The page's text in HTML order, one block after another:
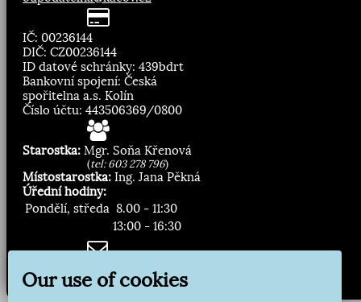
IČ: 00236144
DIČ: CZ00236144
ID datové schránky: 439bdrt
Bankovní spojení: Česká
spořitelna a.s. Kolín
Číslo účtu: 443506369/0800
Starostka: Mgr. Soňa Křenová
(tel: 603 278 796)
Místostarostka: Ing. Jana Pěkná
Úřední hodiny:
Pondělí, středa 8.00 - 11:30
13:00 - 16:30
Zasílání novinek:
Přihlásit odběr
Our use of cookies